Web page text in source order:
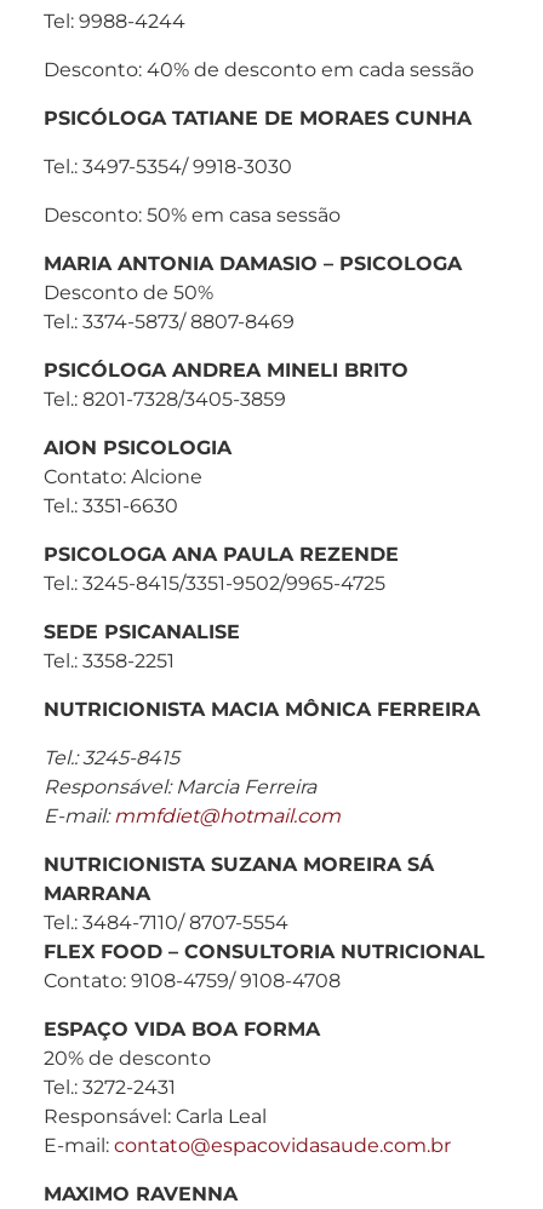
Tel: 9988-4244
Desconto: 40% de desconto em cada sessão
PSICÓLOGA TATIANE DE MORAES CUNHA
Tel.: 3497-5354/ 9918-3030
Desconto: 50% em casa sessão
MARIA ANTONIA DAMASIO – PSICOLOGA
Desconto de 50%
Tel.: 3374-5873/ 8807-8469
PSICÓLOGA ANDREA MINELI BRITO
Tel.: 8201-7328/3405-3859
AION PSICOLOGIA
Contato: Alcione
Tel.: 3351-6630
PSICOLOGA ANA PAULA REZENDE
Tel.: 3245-8415/3351-9502/9965-4725
SEDE PSICANALISE
Tel.: 3358-2251
NUTRICIONISTA MACIA MÔNICA FERREIRA
Tel.: 3245-8415
Responsável: Marcia Ferreira
E-mail:mmfdiet@hotmail.com
NUTRICIONISTA SUZANA MOREIRA SÁ
MARRANA
Tel.: 3484-7110/ 8707-5554
FLEX FOOD – CONSULTORIA NUTRICIONAL
Contato: 9108-4759/ 9108-4708
ESPAÇO VIDA BOA FORMA
20% de desconto
Tel.: 3272-2431
Responsável: Carla Leal
E-mail: contato@espacovidasaude.com.br
MAXIMO RAVENNA